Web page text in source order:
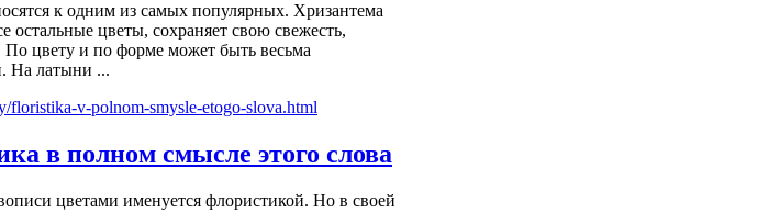
к одним из самых популярных. Хризантема
остальные цветы, сохраняет свою свежесть,
По цвету и по форме может быть весьма
На латыни ...
в полном смысле этого слова
цветами именуется флористикой. Но в своей